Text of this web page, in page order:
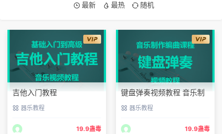
最新 最热 随机
吉他入门教程
基础入门到高级 音乐视频
器乐教程
19.9蛊毒
键盘弹奏视频教程 音乐制
作编曲课程
器乐教程
19.9蛊毒